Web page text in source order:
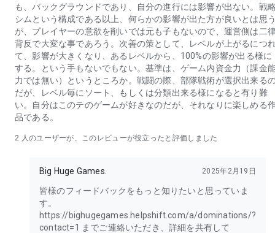
も、バックグラウンドであり、自分の進行には影響が出ない。戦
シムという構成である以上、何らかの影響が出た方が良いとは思
が、プレイヤーの意欲を削いでは元も子もないので、運営側は二
背反で大変な事であろう。次善の策として、レベルが上がるにつ
て、影響が大きくなり、あるレベルから、100%の影響が出る様に
する。という手もないでもない。基準は、ゲーム内資金力（課金
力では無い）というところか。戦闘の際、部隊戦術が選択出来る
だが、レベル毎にソート、もしくは分類出来る様になると有り難
い。自分はこのテのゲームが好きなのだが、それなりに楽しめる
品である。
2 人のユーザーが、このレビューが役立ったと評価しました
Big Huge Games. 2025年2月19日
皆様のフィードバックをもっと知りたいと思っていま
す。
https://bighugegames.helpshift.com/a/dominations/?
contact=1 までご連絡いただき、詳細を共有して